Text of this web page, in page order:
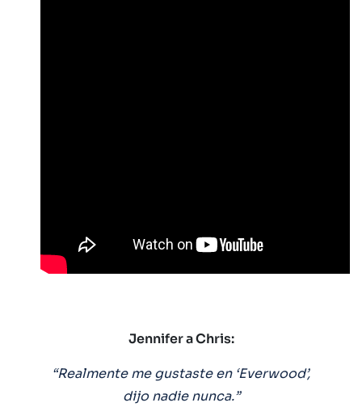
Jennifer a Chris:
“Realmente me gustaste en ‘Everwood’,
dijo nadie nunca.”